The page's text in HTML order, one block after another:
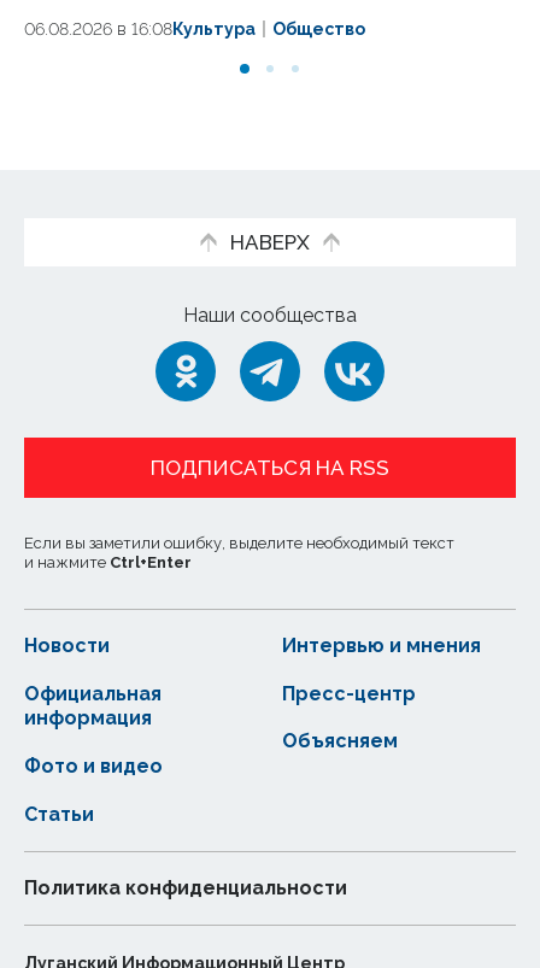
06.08.2026 в 16:08Культура Общество
НАВЕРХ
Наши сообщества
ПОДПИСАТЬСЯ НА RSS
Если вы заметили ошибку, выделите необходимый текст
и нажмите Ctrl+Enter
Новости
Статьи
Официальная
информация
Интервью и мнения
Фото и видео
Пресс-центр
Объясняем
Политика конфиденциальности
Луганский Информационный Центр